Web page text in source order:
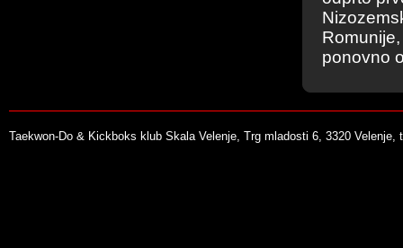
ponovno
Taekwon-Do & Kickboks klub Skala Velenje, Trg mladosti 6, 3320 Velenje,